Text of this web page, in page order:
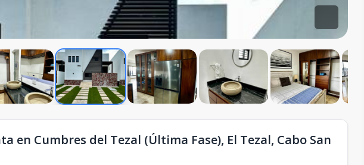
en Cumbres del Tezal (Última Fase), El Tezal, Cabo San